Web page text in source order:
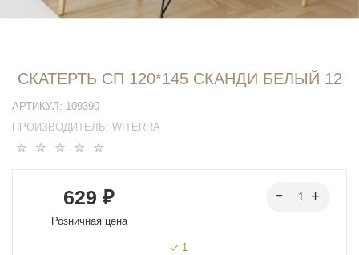
СКАТЕРТЬ СП 120*145 СКАНДИ БЕЛЫЙ 12
АРТИКУЛ: 109390
ПРОИЗВОДИТЕЛЬ: WITERRA
629 ₽
Розничная цена
1